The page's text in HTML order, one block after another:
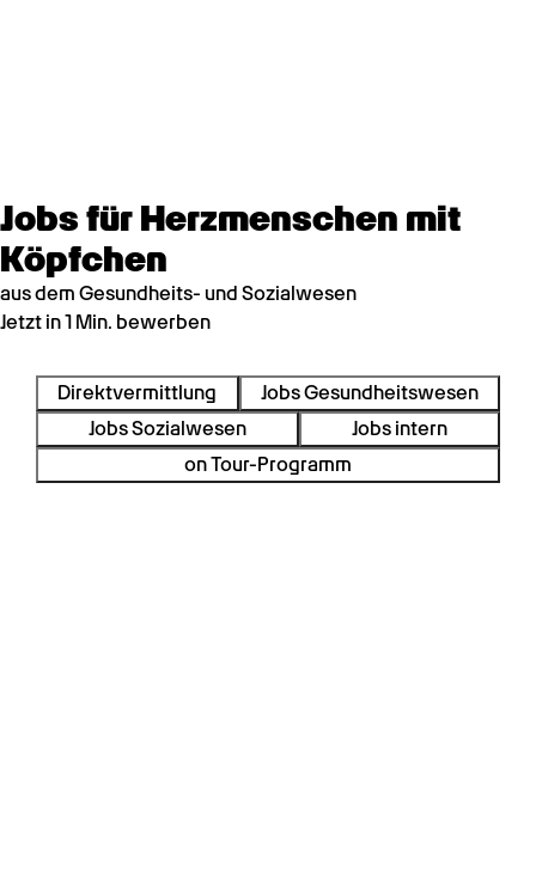
Jobs für Herzmenschen mit
Köpfchen
aus dem Gesundheits- und Sozialwesen
Jetzt in 1 Min. bewerben
Direktvermittlung
Jobs Gesundheitswesen
Jobs Sozialwesen
Jobs intern
on Tour-Programm